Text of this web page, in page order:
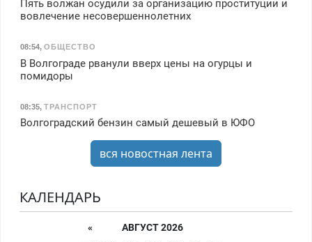
Пять волжан осудили за организацию проституции и
вовлечение несовершеннолетних
08:54, ОБЩЕСТВО
В Волгограде рванули вверх цены на огурцы и
помидоры
08:35, ТРАНСПОРТ
Волгоградский бензин самый дешевый в ЮФО
вся новостная лента
КАЛЕНДАРЬ
«
АВГУСТ 2026